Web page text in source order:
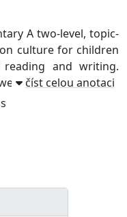
A two-level, topic-
culture for children
and writing.
...
číst celou anotaci